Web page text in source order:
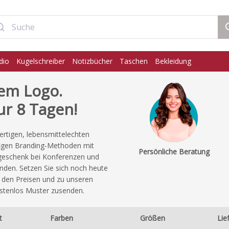
Kugelschreiber Notizbücher Taschen Bekleidung
Logo.
8 Tagen!
lebensmittelechten
Branding-Methoden mit
bei Konferenzen und
Setzen Sie sich noch heute
Preisen und zu unseren
Muster zusenden.
Persönliche Beratung
Farben Größen